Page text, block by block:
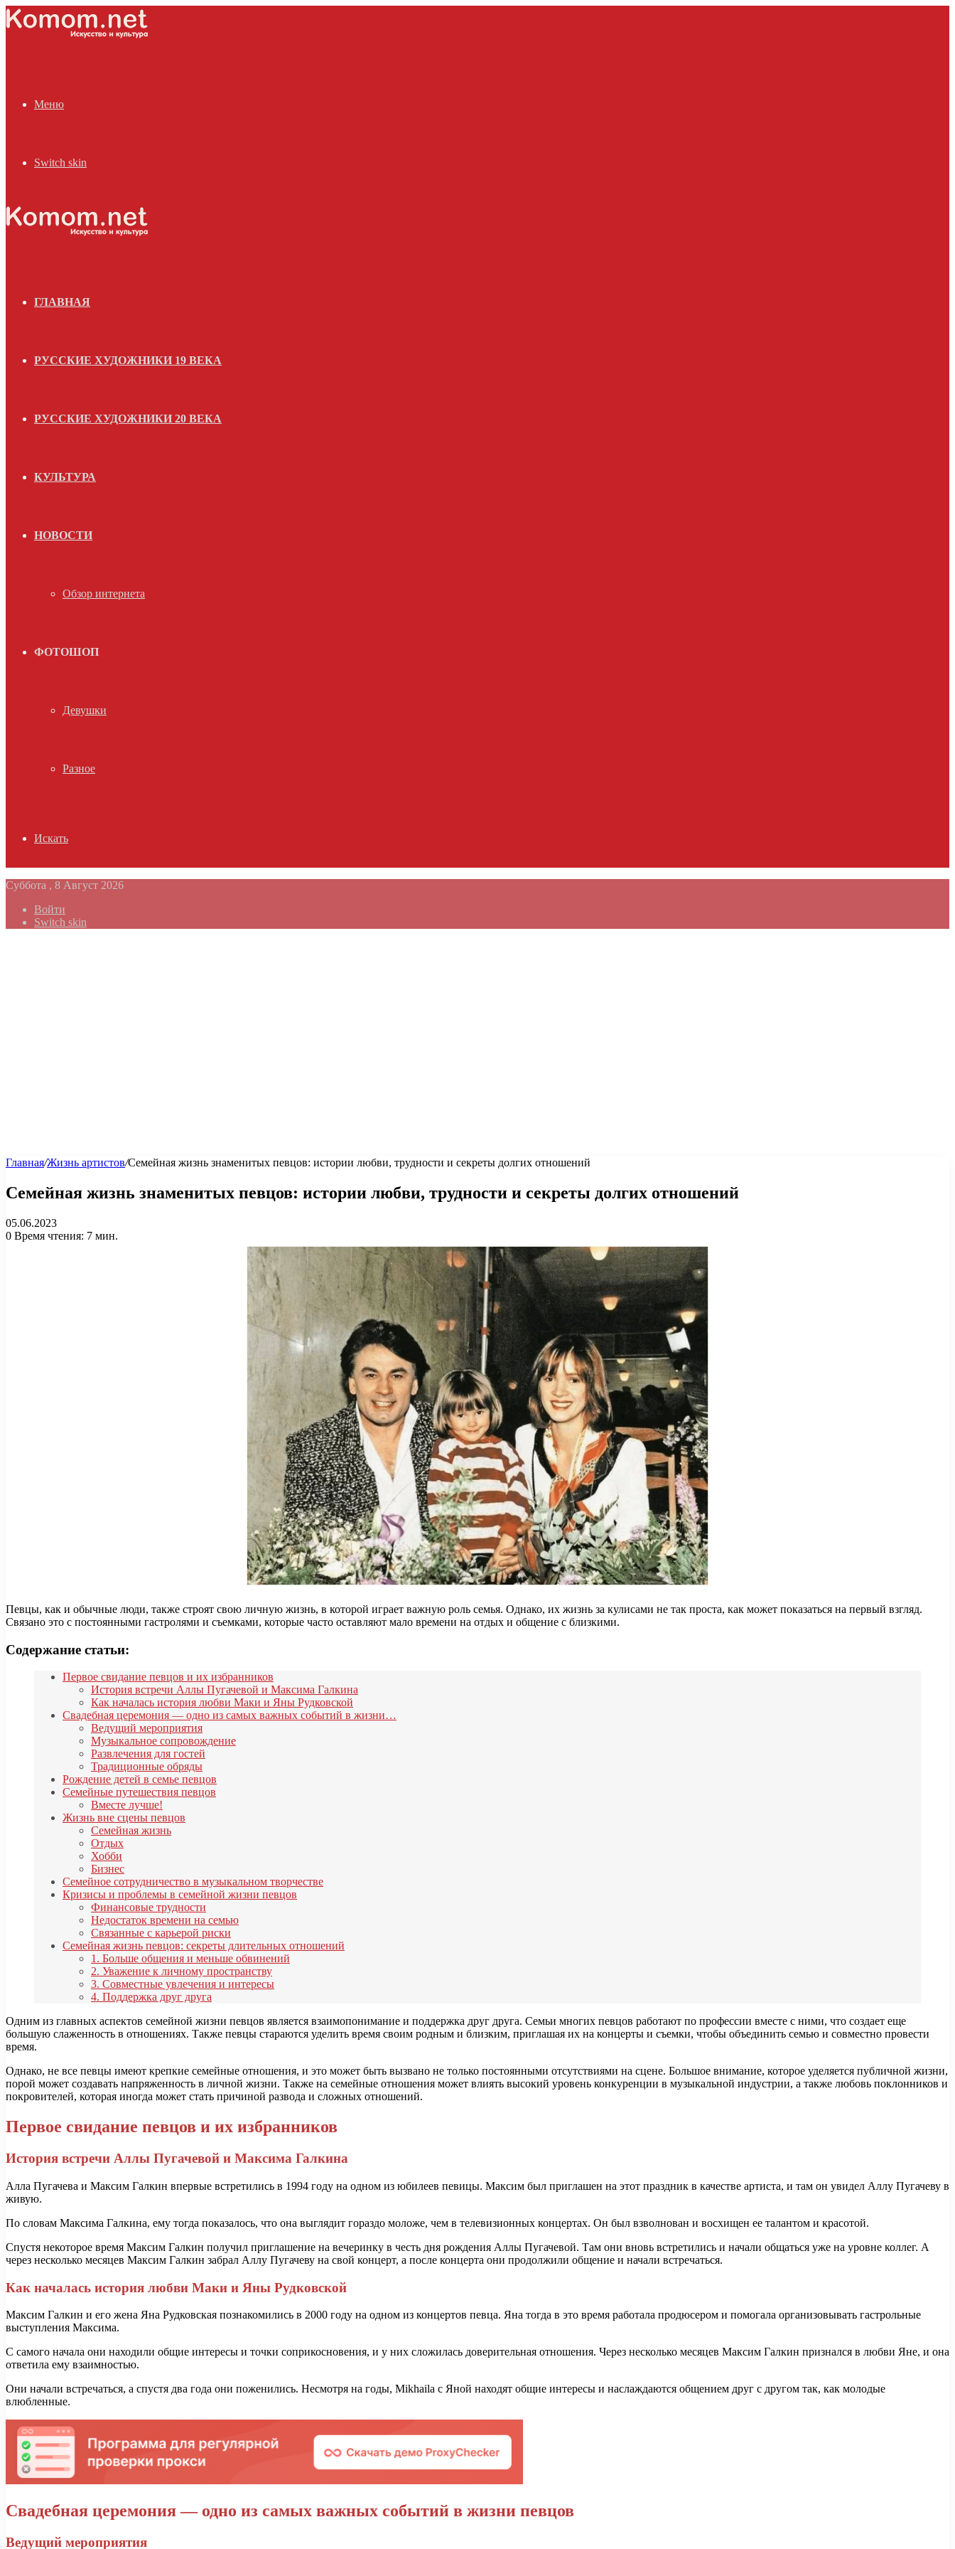
Меню
Switch skin
ГЛАВНАЯ
РУССКИЕ ХУДОЖНИКИ 19 ВЕКА
РУССКИЕ ХУДОЖНИКИ 20 ВЕКА
КУЛЬТУРА
НОВОСТИ
Обзор интернета
ФОТОШОП
Девушки
Разное
Искать
Суббота , 8 Август 2026
Войти
Switch skin
Главная/Жизнь артистов/Семейная жизнь знаменитых певцов: истории любви, трудности и секреты долгих отношений
Семейная жизнь знаменитых певцов: истории любви, трудности и секреты долгих отношений
05.06.2023
0 Время чтения: 7 мин.
Певцы, как и обычные люди, также строят свою личную жизнь, в которой играет важную роль семья. Однако, их жизнь за кулисами не так проста, как может показаться на первый взгляд.
Связано это с постоянными гастролями и съемками, которые часто оставляют мало времени на отдых и общение с близкими.
Содержание статьи:
Первое свидание певцов и их избранников
История встречи Аллы Пугачевой и Максима Галкина
Как началась история любви Маки и Яны Рудковской
Свадебная церемония — одно из самых важных событий в жизни…
Ведущий мероприятия
Музыкальное сопровождение
Развлечения для гостей
Традиционные обряды
Рождение детей в семье певцов
Семейные путешествия певцов
Вместе лучше!
Жизнь вне сцены певцов
Семейная жизнь
Отдых
Хобби
Бизнес
Семейное сотрудничество в музыкальном творчестве
Кризисы и проблемы в семейной жизни певцов
Финансовые трудности
Недостаток времени на семью
Связанные с карьерой риски
Семейная жизнь певцов: секреты длительных отношений
1. Больше общения и меньше обвинений
2. Уважение к личному пространству
3. Совместные увлечения и интересы
4. Поддержка друг друга
Одним из главных аспектов семейной жизни певцов является взаимопонимание и поддержка друг друга. Семьи многих певцов работают по профессии вместе с ними, что создает еще
большую слаженность в отношениях. Также певцы стараются уделить время своим родным и близким, приглашая их на концерты и съемки, чтобы объединить семью и совместно провести
время.
Однако, не все певцы имеют крепкие семейные отношения, и это может быть вызвано не только постоянными отсутствиями на сцене. Большое внимание, которое уделяется публичной жизни,
порой может создавать напряженность в личной жизни. Также на семейные отношения может влиять высокий уровень конкуренции в музыкальной индустрии, а также любовь поклонников и
покровителей, которая иногда может стать причиной развода и сложных отношений.
Первое свидание певцов и их избранников
История встречи Аллы Пугачевой и Максима Галкина
Алла Пугачева и Максим Галкин впервые встретились в 1994 году на одном из юбилеев певицы. Максим был приглашен на этот праздник в качестве артиста, и там он увидел Аллу Пугачеву в
живую.
По словам Максима Галкина, ему тогда показалось, что она выглядит гораздо моложе, чем в телевизионных концертах. Он был взволнован и восхищен ее талантом и красотой.
Спустя некоторое время Максим Галкин получил приглашение на вечеринку в честь дня рождения Аллы Пугачевой. Там они вновь встретились и начали общаться уже на уровне коллег. А
через несколько месяцев Максим Галкин забрал Аллу Пугачеву на свой концерт, а после концерта они продолжили общение и начали встречаться.
Как началась история любви Маки и Яны Рудковской
Максим Галкин и его жена Яна Рудковская познакомились в 2000 году на одном из концертов певца. Яна тогда в это время работала продюсером и помогала организовывать гастрольные
выступления Максима.
С самого начала они находили общие интересы и точки соприкосновения, и у них сложилась доверительная отношения. Через несколько месяцев Максим Галкин признался в любви Яне, и она
ответила ему взаимностью.
Они начали встречаться, а спустя два года они поженились. Несмотря на годы, Mikhaila с Яной находят общие интересы и наслаждаются общением друг с другом так, как молодые
влюбленные.
Свадебная церемония — одно из самых важных событий в жизни певцов
Ведущий мероприятия